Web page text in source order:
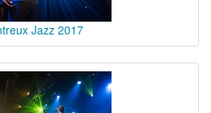
Jazz 2017